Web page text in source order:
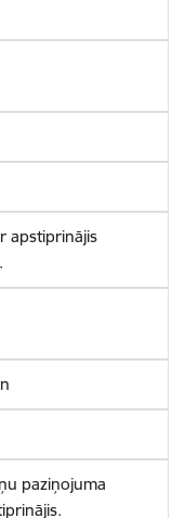
apstiprinājis
paziņojuma